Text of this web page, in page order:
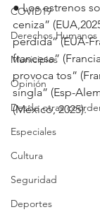
COVID19
Derechos Humanos
Municipios
Opinión
Desde otras
Especiales
Cultura
Seguridad
Deportes
● Los estrenos
ceniza”
perdida” (EUA-
francesa”
provoca tos”
singla” (Esp-
(México, 2025).